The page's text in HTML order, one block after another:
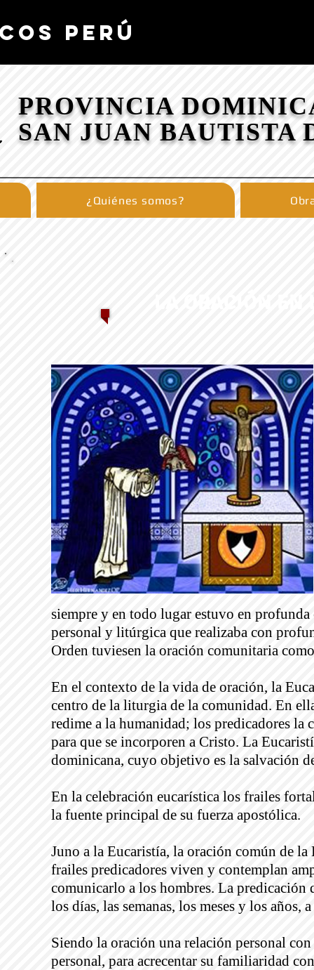
PERÚ
PROVINCIA
SAN JUAN BAUTISTA
¿Quiénes somos?
siempre y en todo lugar estuvo en
personal y litúrgica que realizaba con
Orden tuviesen la oración comunitaria
En el contexto de la vida de oración, la
centro de la liturgia de la comunidad. En
redime a la humanidad; los predicadores la
para que se incorporen a Cristo. La
dominicana, cuyo objetivo es la salvación
En la celebración eucarística los frailes
la fuente principal de su fuerza apostólica.
Juno a la Eucaristía, la oración común de
frailes predicadores viven y contemplan
comunicarlo a los hombres. La predicación
los días, las semanas, los meses y los
Siendo la oración una relación personal
personal, para acrecentar su familiaridad